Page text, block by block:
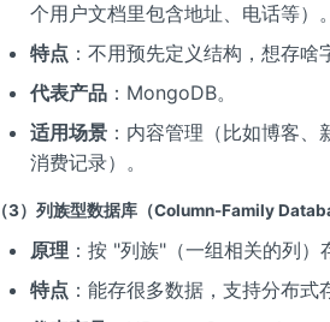
个用户文档里包含地址、电话等）。
特点 ：不用预先定义结构，想存啥
代表产品 ：MongoDB。
适用场景 ：内容管理（比如博客、
消费记录）。
（3）列族型数据库（Column-Family
原理 ：按 "列族"（一组相关的列）
特点 ：能存很多数据，支持分布式